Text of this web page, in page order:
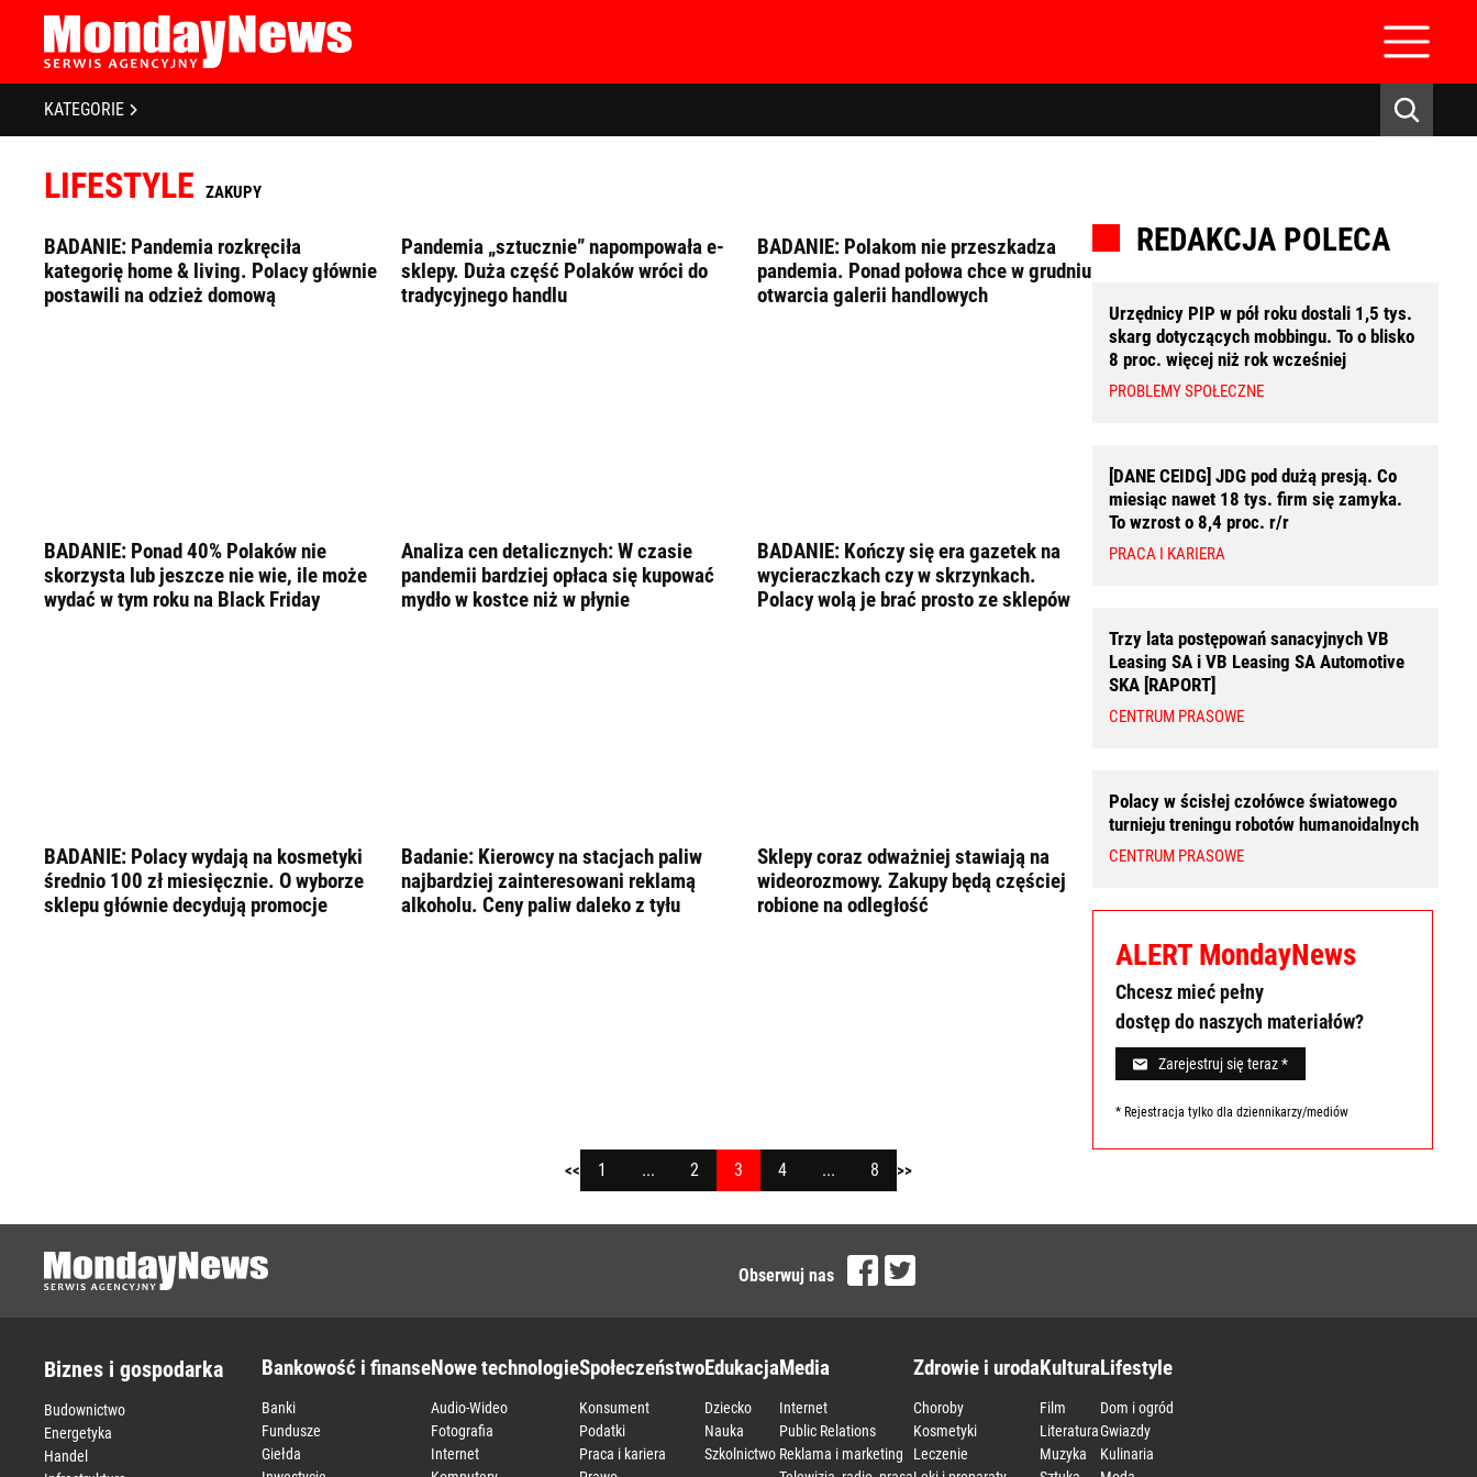
STRONA GŁÓWNA
O NAS
POLITYKA PRYWATNOŚCI
LICENCJA
KONTAKT
KATEGORIE
BIZNES I GOSPODARKA
BANKOWOŚĆ I FINANSE
NOWE TECHNOLOGIE
SPOŁECZEŃSTWO
EDUKACJA
OPINIE I KOMENTARZE
LIFESTYLE ZAKUPY
BADANIE: Pandemia rozkręciła
kategorię home & living. Polacy głównie
postawili na odzież domową
Pandemia „sztucznie” napompowała e-
sklepy. Duża część Polaków wróci do
tradycyjnego handlu
BADANIE: Polakom nie przeszkadza
pandemia. Ponad połowa chce w grudniu
otwarcia galerii handlowych
BADANIE: Ponad 40% Polaków nie
skorzysta lub jeszcze nie wie, ile może
wydać w tym roku na Black Friday
Analiza cen detalicznych: W czasie
pandemii bardziej opłaca się kupować
mydło w kostce niż w płynie
BADANIE: Kończy się era gazetek na
wycieraczkach czy w skrzynkach.
Polacy wolą je brać prosto ze sklepów
BADANIE: Polacy wydają na kosmetyki
średnio 100 zł miesięcznie. O wyborze
sklepu głównie decydują promocje
Badanie: Kierowcy na stacjach paliw
najbardziej zainteresowani reklamą
alkoholu. Ceny paliw daleko z tyłu
Sklepy coraz odważniej stawiają na
wideorozmowy. Zakupy będą częściej
robione na odległość
REDAKCJA POLECA
Urzędnicy PIP w pół roku dostali 1,5 tys.
skarg dotyczących mobbingu. To o blisko
8 proc. więcej niż rok wcześniej
PROBLEMY SPOŁECZNE
[DANE CEIDG] JDG pod dużą presją. Co
miesiąc nawet 18 tys. firm się zamyka.
To wzrost o 8,4 proc. r/r
PRACA I KARIERA
Trzy lata postępowań sanacyjnych VB
Leasing SA i VB Leasing SA Automotive
SKA [RAPORT]
CENTRUM PRASOWE
Polacy w ścisłej czołówce światowego
turnieju treningu robotów humanoidalnych
CENTRUM PRASOWE
ALERT MondayNews
Chcesz mieć pełny
dostęp do naszych materiałów?
Zarejestruj się teraz *
* Rejestracja tylko dla dziennikarzy/mediów
<< 1 ... 2 3 4 ... 8 >>
Obserwuj nas
Biznes i gospodarka
Budownictwo
Energetyka
Handel
Bankowość i finanse
Banki
Fundusze
Giełda
Nowe technologie
Audio-Wideo
Fotografia
Internet
Społeczeństwo
Konsument
Podatki
Praca i kariera
Edukacja
Dziecko
Nauka
Szkolnictwo
Media
Internet
Public Relations
Reklama i marketing
Zdrowie i uroda
Choroby
Kosmetyki
Leczenie
Kultura
Film
Literatura
Muzyka
Lifestyle
Dom i ogród
Gwiazdy
Kulinaria